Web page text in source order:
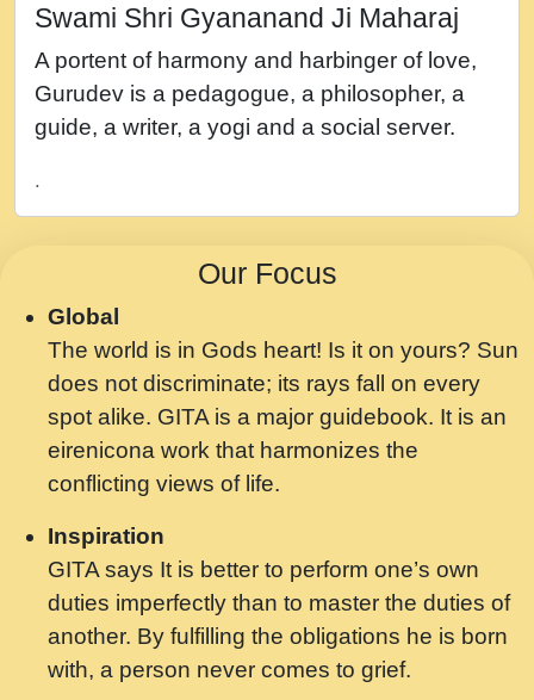
नह भरस रह लडडल... अपन खट करम क !!!! मह दद
सहर चरण क .....mp3
बगड नसब कसन सवर तर बगर Shri ravinandan
shastri ji maharaj.mp3
Chahe Ram Ho Chahe Shyam Ho.mp3
मझ अपन जवन बनन न आय, रठ हर क मनन न आय
Shri ravinandan shastri ji maharaj.mp3
मन अशांत मंत्र जाप - गीता प्रेरणा -Swami
Gyananand Ji Maharaj.mp3
मन बध लय परम वल कगन Special Shyam
Saawariya.mp3
मर गनय न अपरध लडडल शर रध.... Shri
ravinandan shastri ji maharaj.mp3
मेरे मन हरी का ध्यान लगा - भजन भाव - 2018 -
Rishikesh - Swami Gyananand Ji
Swami Shri Gyananand Ji Maharaj
A portent of harmony and harbinger of love,
Gurudev is a pedagogue, a philosopher, a
guide, a writer, a yogi and a social server.
.
Our Focus
Global
The world is in Gods heart! Is it on yours? Sun
does not discriminate; its rays fall on every
spot alike. GITA is a major guidebook. It is an
eirenicona work that harmonizes the
conflicting views of life.
Inspiration
GITA says It is better to perform one’s own
duties imperfectly than to master the duties of
another. By fulfilling the obligations he is born
with, a person never comes to grief.